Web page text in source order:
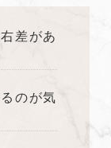
差があ
のが気